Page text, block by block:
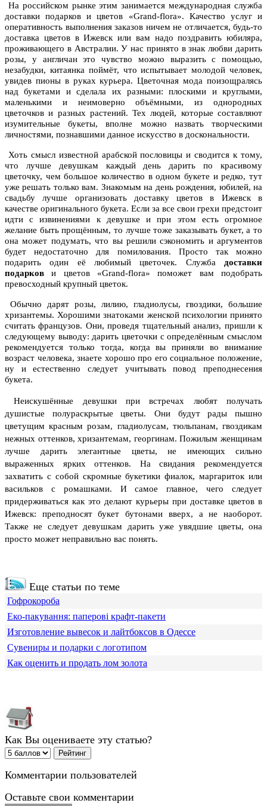
На российском рынке этим занимается международная служба
доставки подарков и цветов «Grand-flora». Качество услуг и
оперативность выполнения заказов ничем не отличается, будь-то
доставка цветов в Ижевск или вам надо поздравить юбиляра,
проживающего в Австралии. У нас принято в знак любви дарить
розы, у англичан это чувство можно выразить с помощью,
незабудки, китаянка поймёт, что испытывает молодой человек,
увидев пионы в руках курьера. Цветочная мода поизощралясь
над букетами и сделала их разными: плоскими и круглыми,
маленькими и неимоверно объёмными, из однородных
цветочков и разных растений. Тех людей, которые составляют
изумительные букеты, вполне можно назвать творческими
личностями, познавшими данное искусство в доскональности.
Хоть смысл известной арабской пословицы и сводится к тому,
что лучше девушкам каждый день дарить по красивому
цветочку, чем большое количество в одном букете и редко, тут
уже решать только вам. Знакомым на день рождения, юбилей, на
свадьбу лучше организовать доставку цветов в Ижевск в
качестве оригинального букета. Если за все свои грехи предстоит
идти с извинениями к девушке и при этом есть огромное
желание быть прощённым, то лучше тоже заказывать букет, а то
она может подумать, что вы решили сэкономить и аргументов
будет недостаточно для помилования. Просто так можно
подарить один её любимый цветочек. Служба доставки
подарков и цветов «Grand-flora» поможет вам подобрать
превосходный крупный цветок.
Обычно дарят розы, лилию, гладиолусы, гвоздики, большие
хризантемы. Хорошими знатоками женской психологии принято
считать французов. Они, проведя тщательный анализ, пришли к
следующему выводу: дарить цветочки с определённым смыслом
рекомендуется только тогда, когда вы приняли во внимание
возраст человека, знаете хорошо про его социальное положение,
ну и естественно следует учитывать повод преподнесения
букета.
Неискушённые девушки при встречах любят получать
душистые полураскрытые цветы.
Они будут рады пышно
цветущим красным розам, гладиолусам, тюльпанам, гвоздикам
нежных оттенков, хризантемам, георгинам. Пожилым женщинам
лучше дарить элегантные цветы, не имеющих сильно
выраженных ярких оттенков. На свидания рекомендуется
захватить с собой скромные букетики фиалок, маргариток или
васильков с ромашками. И самое главное, чего следует
придерживаться как это делают курьеры при доставке цветов в
Ижевск: преподносят букет бутонами вверх, а не наоборот.
Также не следует девушкам дарить уже увядшие цветы, она
просто может неправильно вас понять.
Еще статьи по теме
Гофрокороба
Еко-пакування: паперові крафт-пакети
Изготовление вывесок и лайтбоксов в Одессе
Сувениры и подарки с логотипом
Как оценить и продать лом золота
Как Вы оцениваете эту статью?
Комментарии пользователей
Оставьте свои комментарии